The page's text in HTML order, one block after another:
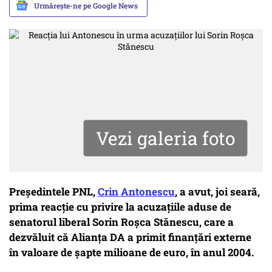
Urmărește-ne pe Google News
Vezi galeria foto
Președintele PNL,Crin Antonescu, a avut, joi seară,
prima reacție cu privire la acuzațiile aduse de
senatorul liberal Sorin Roșca Stănescu, care a
dezvăluit că Alianța DA a primit finanțări externe
în valoare de șapte milioane de euro, în anul 2004.